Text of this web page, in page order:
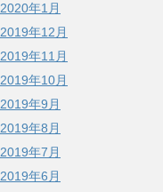
2020年1月
2019年12月
2019年11月
2019年10月
2019年9月
2019年8月
2019年7月
2019年6月